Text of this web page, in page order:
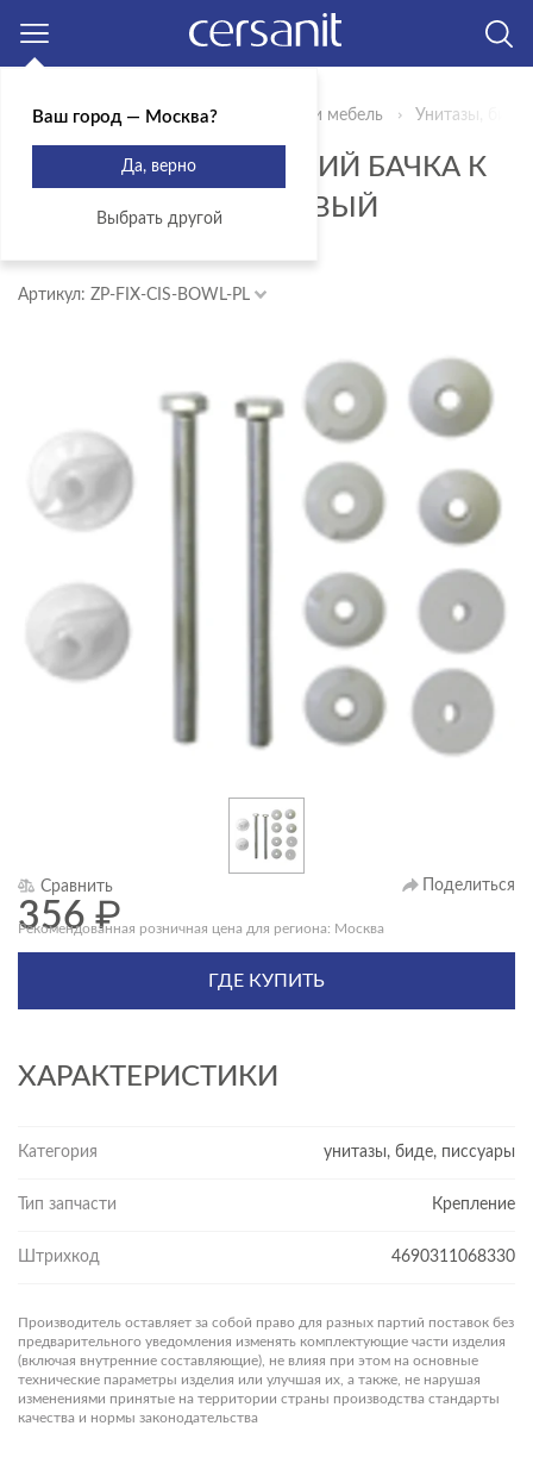
Главная Продукты Сантехника и мебель Унитазы,
КОМПЛЕКТ КРЕПЛЕНИЙ БАЧКА К
УНИТАЗУ ПЛАСТИКОВЫЙ
Артикул: ZP-FIX-CIS-BOWL-PL
Сравнить Поделиться
356₽
Рекомендованная розничная цена для региона: Москва
ГДЕ КУПИТЬ
ХАРАКТЕРИСТИКИ
Категория унитазы, биде, писсуары
Тип запчасти Крепление
Штрихкод 4690311068330
Производитель оставляет за собой право для разных партий поставок без
предварительного уведомления изменять комплектующие части изделия
(включая внутренние составляющие), не влияя при этом на основные
технические параметры изделия или улучшая их, а также, не нарушая
изменениями принятые на территории страны производства стандарты
качества и нормы законодательства
Ваш город — Москва?
Да, верно
Выбрать другой